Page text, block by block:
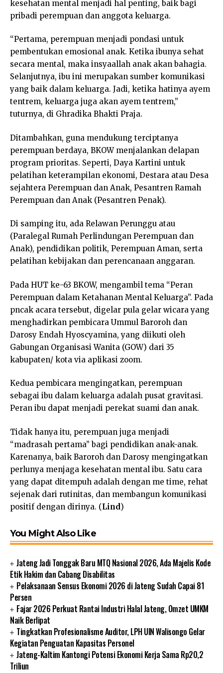
kesehatan mental menjadi hal penting, baik bagi
pribadi perempuan dan anggota keluarga.
“Pertama, perempuan menjadi pondasi untuk
pembentukan emosional anak. Ketika ibunya sehat
secara mental, maka insyaallah anak akan bahagia.
Selanjutnya, ibu ini merupakan sumber komunikasi
yang baik dalam keluarga. Jadi, ketika hatinya ayem
tentrem, keluarga juga akan ayem tentrem,”
tuturnya, di Ghradika Bhakti Praja.
Ditambahkan, guna mendukung terciptanya
perempuan berdaya, BKOW menjalankan delapan
program prioritas. Seperti, Daya Kartini untuk
pelatihan keterampilan ekonomi, Destara atau Desa
sejahtera Perempuan dan Anak, Pesantren Ramah
Perempuan dan Anak (Pesantren Penak).
Di samping itu, ada Relawan Perunggu atau
(Paralegal Rumah Perlindungan Perempuan dan
Anak), pendidikan politik, Perempuan Aman, serta
pelatihan kebijakan dan perencanaan anggaran.
Pada HUT ke-63 BKOW, mengambil tema “Peran
Perempuan dalam Ketahanan Mental Keluarga”. Pada
pncak acara tersebut, digelar pula gelar wicara yang
menghadirkan pembicara Ummul Baroroh dan
Darosy Endah Hyoscyamina, yang diikuti oleh
Gabungan Organisasi Wanita (GOW) dari 35
kabupaten/ kota via aplikasi zoom.
Kedua pembicara mengingatkan, perempuan
sebagai ibu dalam keluarga adalah pusat gravitasi.
Peran ibu dapat menjadi perekat suami dan anak.
Tidak hanya itu, perempuan juga menjadi
“madrasah pertama” bagi pendidikan anak-anak.
Karenanya, baik Baroroh dan Darosy mengingatkan
perlunya menjaga kesehatan mental ibu. Satu cara
yang dapat ditempuh adalah dengan me time, rehat
sejenak dari rutinitas, dan membangun komunikasi
positif dengan dirinya. (Lind)
You Might Also Like
Jateng Jadi Tonggak Baru MTQ Nasional 2026, Ada Majelis Kode
Etik Hakim dan Cabang Disabilitas
Pelaksanaan Sensus Ekonomi 2026 di Jateng Sudah Capai 81
Persen
Fajar 2026 Perkuat Rantai Industri Halal Jateng, Omzet UMKM
Naik Berlipat
Tingkatkan Profesionalisme Auditor, LPH UIN Walisongo Gelar
Kegiatan Penguatan Kapasitas Personel
Jateng-Kaltim Kantongi Potensi Ekonomi Kerja Sama Rp20,2
Triliun